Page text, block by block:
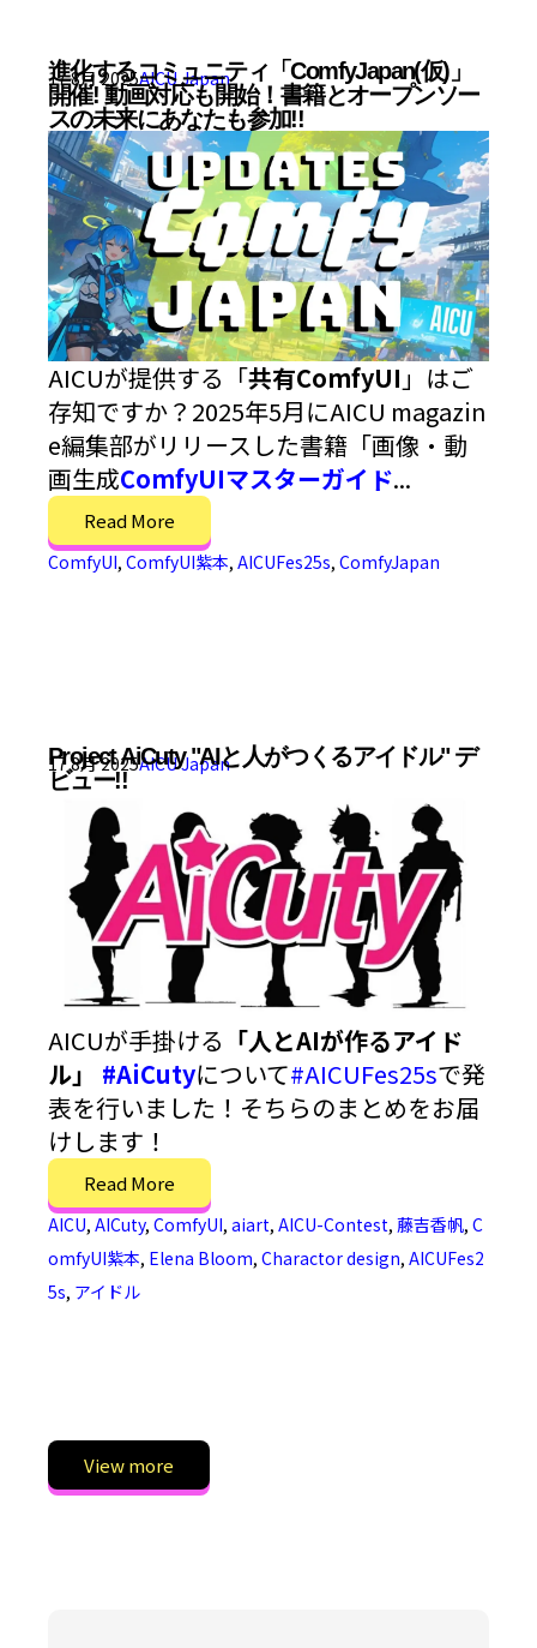
進化するコミュニティ「ComfyJapan(仮)」
開催! 動画対応も開始！書籍とオープンソー
スの未来にあなたも参加!!
17 8月 2025AICU Japan
AICUが提供する「共有ComfyUI 」はご
存知ですか？2025年5月にAICU magazin
e編集部がリリースした書籍「画像・動
画生成ComfyUIマスターガイド...
Read More
ComfyUI, ComfyUI紫本, AICUFes25s, ComfyJapan
Project AiCuty "AIと人がつくるアイドル" デ
ビュー!!
17 8月 2025AICU Japan
AICUが手掛ける 「人とAIが作るアイド
ル」 #AiCutyについて#AICUFes25sで発
表を行いました！そちらのまとめをお届
けします！
Read More
AICU, AICuty, ComfyUI, aiart, AICU-Contest, 藤吉香帆, C
omfyUI紫本, Elena Bloom, Charactor design, AICUFes2
5s, アイドル
View more